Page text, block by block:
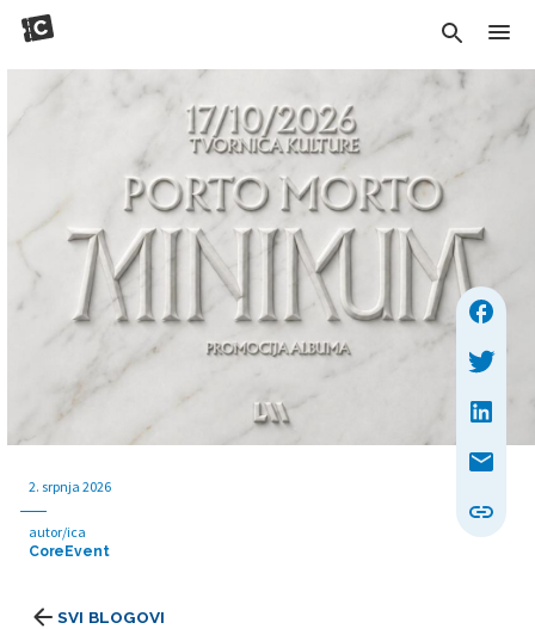
SVI BLOGOVI
2. srpnja 2026
autor/ica
CoreEvent